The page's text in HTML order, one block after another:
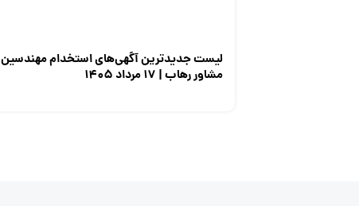
لیست جدیدترین آگهی‌های استخدام مهندسین
مشاور رهاب | ۱۷ مرداد ۱۴۰۵